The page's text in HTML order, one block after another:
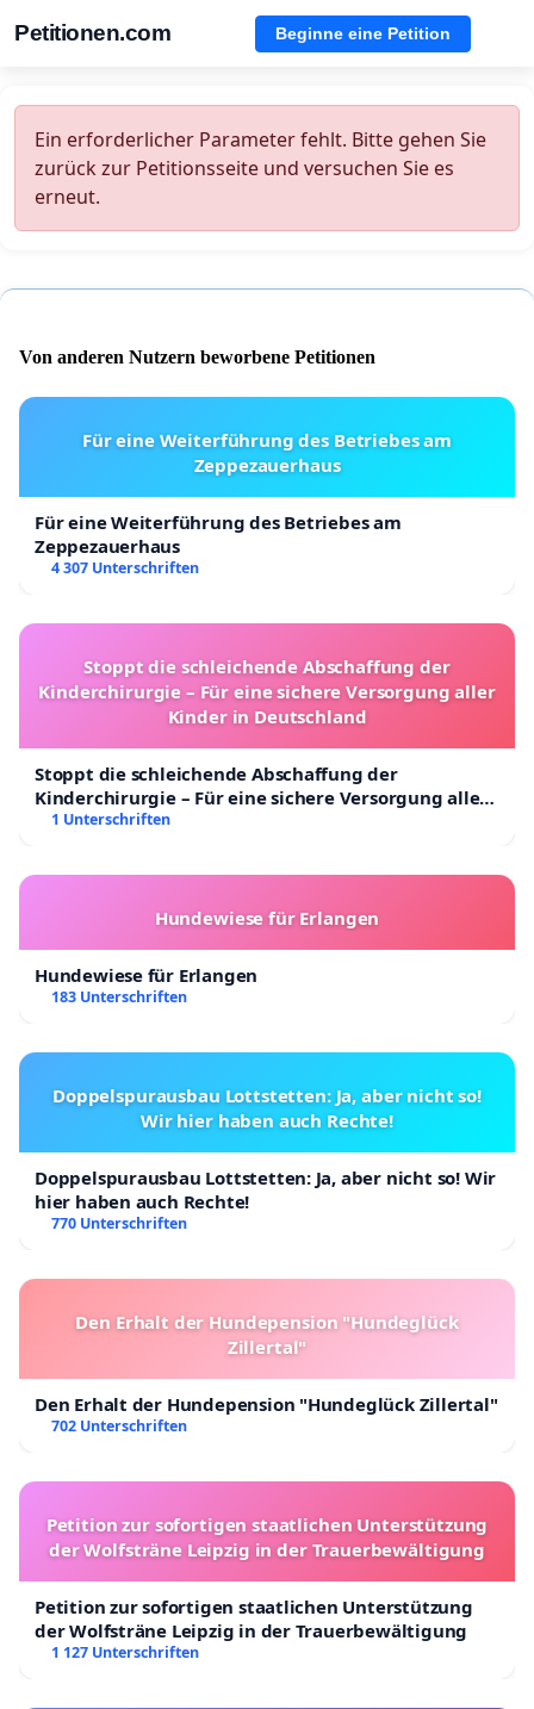
Petitionen.com Beginne eine Petition
Ein erforderlicher Parameter fehlt. Bitte gehen Sie
zurück zur Petitionsseite und versuchen Sie es
erneut.
Von anderen Nutzern beworbene Petitionen
Für eine Weiterführung des Betriebes am
Zeppezauerhaus
Für eine Weiterführung des Betriebes am
Zeppezauerhaus
4 307 Unterschriften
Stoppt die schleichende Abschaffung der
Kinderchirurgie – Für eine sichere Versorgung aller
Kinder in Deutschland
Stoppt die schleichende Abschaffung der
Kinderchirurgie – Für eine sichere Versorgung aller
Kinder in Deutschland
1 Unterschriften
Hundewiese für Erlangen
Hundewiese für Erlangen
183 Unterschriften
Doppelspurausbau Lottstetten: Ja, aber nicht so!
Wir hier haben auch Rechte!
Doppelspurausbau Lottstetten: Ja, aber nicht so! Wir
hier haben auch Rechte!
770 Unterschriften
Den Erhalt der Hundepension "Hundeglück
Zillertal"
Den Erhalt der Hundepension "Hundeglück Zillertal"
702 Unterschriften
Petition zur sofortigen staatlichen Unterstützung
der Wolfsträne Leipzig in der Trauerbewältigung
Petition zur sofortigen staatlichen Unterstützung
der Wolfsträne Leipzig in der Trauerbewältigung
1 127 Unterschriften